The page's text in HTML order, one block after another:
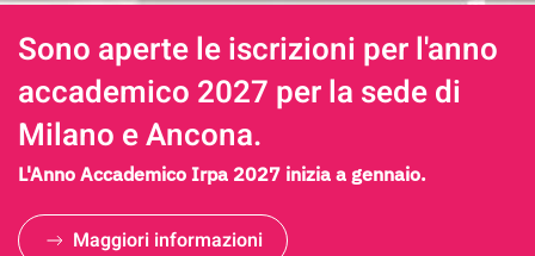
Sono aperte le iscrizioni per l'anno
accademico 2027 per la sede di
Milano e Ancona.
L'Anno Accademico Irpa 2027 inizia a gennaio.
Maggiori informazioni